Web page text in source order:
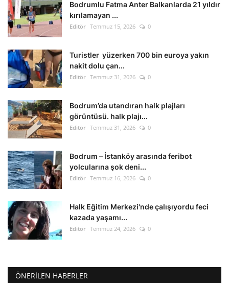
Bodrumlu Fatma Anter Balkanlarda 21 yıldır
kırılamayan ...
Editör Temmuz 15, 2026 0
Turistler yüzerken 700 bin euroya yakın
nakit dolu çan...
Editör Temmuz 31, 2026 0
Bodrum’da utandıran halk plajları
görüntüsü. halk plajı...
Editör Temmuz 31, 2026 0
Bodrum – İstanköy arasında feribot
yolcularına şok deni...
Editör Temmuz 16, 2026 0
Halk Eğitim Merkezi'nde çalışıyordu feci
kazada yaşamı...
Editör Temmuz 24, 2026 0
ÖNERILEN HABERLER